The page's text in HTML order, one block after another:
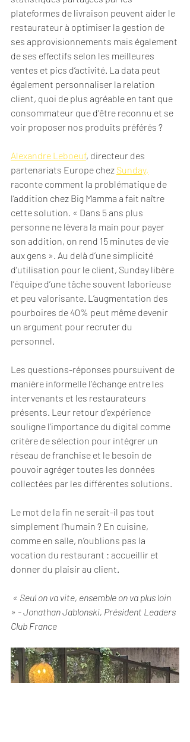
plateformes de livraison peuvent aider le
restaurateur à optimiser la gestion de
ses approvisionnements mais également
de ses effectifs selon les meilleures
ventes et pics d’activité. La data peut
également personnaliser la relation
client, quoi de plus agréable en tant que
consommateur que d’être reconnu et se
voir proposer nos produits préférés ?
Alexandre Leboeuf, directeur des
partenariats Europe chez Sunday,
raconte comment la problématique de
l’addition chez Big Mamma a fait naître
cette solution. « Dans 5 ans plus
personne ne lèvera la main pour payer
son addition, on rend 15 minutes de vie
aux gens ». Au delà d’une simplicité
d’utilisation pour le client, Sunday libère
l’équipe d’une tâche souvent laborieuse
et peu valorisante. L’augmentation des
pourboires de 40% peut même devenir
un argument pour recruter du
personnel.
Les questions-réponses poursuivent de
manière informelle l’échange entre les
intervenants et les restaurateurs
présents. Leur retour d’expérience
souligne l’importance du digital comme
critère de sélection pour intégrer un
réseau de franchise et le besoin de
pouvoir agréger toutes les données
collectées par les différentes solutions.
Le mot de la fin ne serait-il pas tout
simplement l’humain ? En cuisine,
comme en salle, n’oublions pas la
vocation du restaurant : accueillir et
donner du plaisir au client.
» - Jonathan Jablonski, Président Leaders
Club France